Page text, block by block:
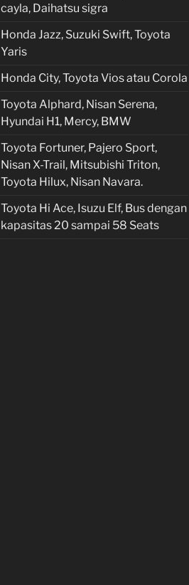
cayla, Daihatsu sigra
Honda Jazz, Suzuki Swift, Toyota
Yaris
Honda City, Toyota Vios atau Corola
Toyota Alphard, Nisan Serena,
Hyundai H1, Mercy, BMW
Toyota Fortuner, Pajero Sport,
Nisan X-Trail, Mitsubishi Triton,
Toyota Hilux, Nisan Navara.
Toyota Hi Ace, Isuzu Elf, Bus dengan
kapasitas 20 sampai 58 Seats